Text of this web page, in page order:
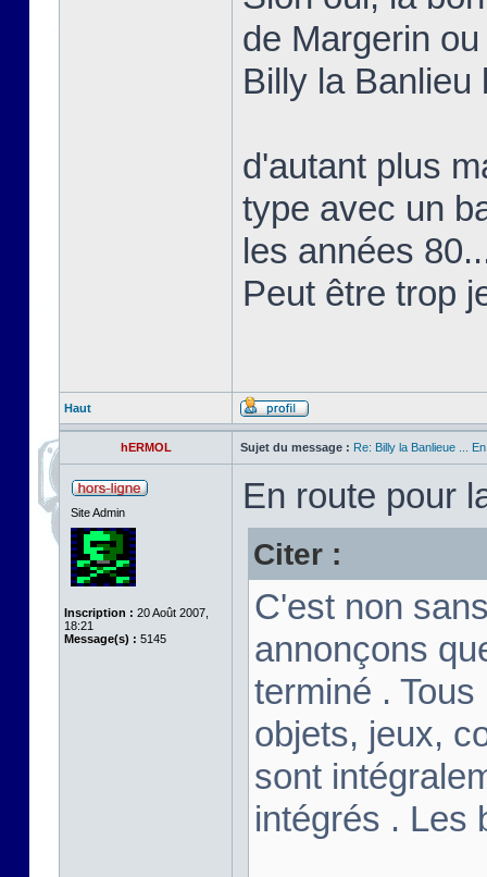
de Margerin
Billy la Banlieu
d'autant plus
type avec un
les années
Peut être trop
Haut
hERMOL Sujet du message : Re: Billy la Banlieue ...
Site Admin
Inscription : 20 Août 2007,
18:21
Message(s) : 5145
En route pour
Citer :
C'est non
annonçons
terminé .
objets, jeux,
sont
intégrés . Les